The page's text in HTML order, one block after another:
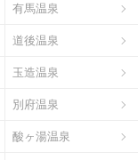
有馬温泉
道後温泉
玉造温泉
別府温泉
酸ヶ湯温泉